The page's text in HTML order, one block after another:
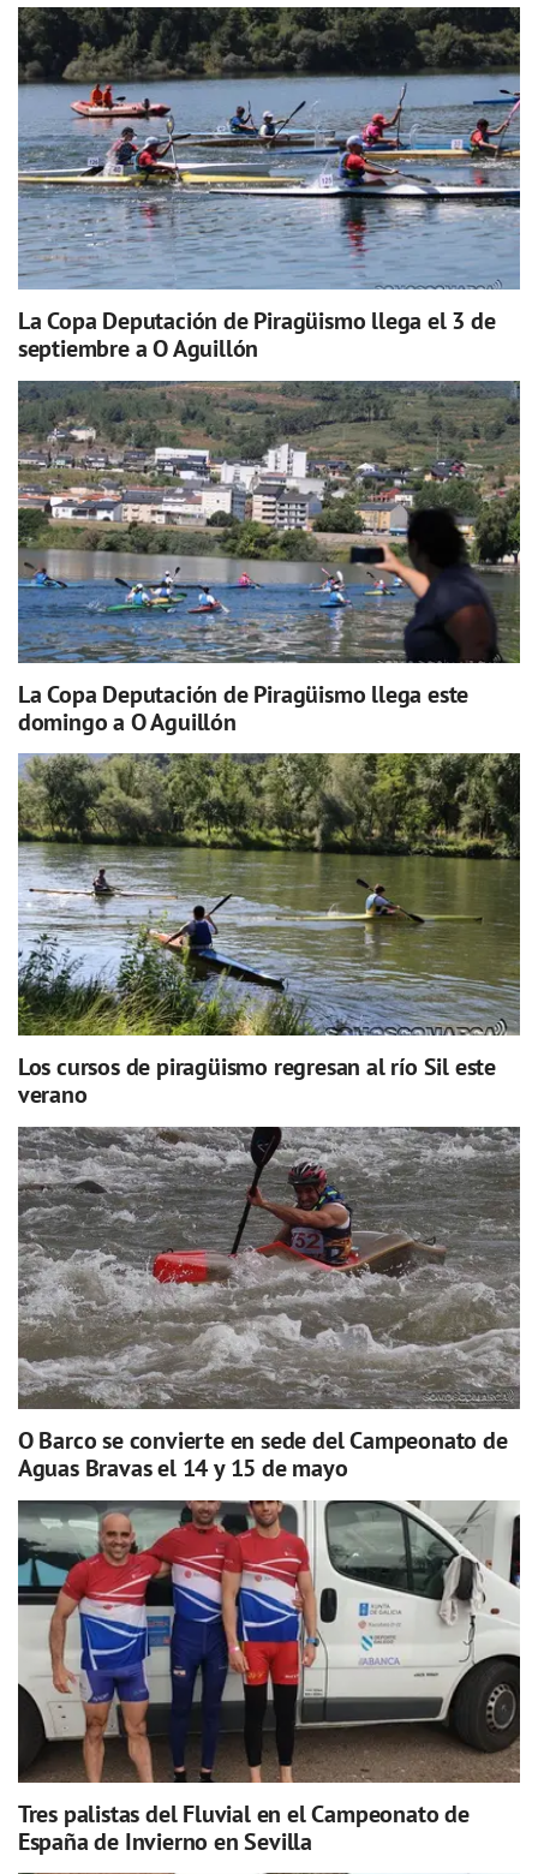
La Copa Deputación de Piragüismo llega el 3 de
septiembre a O Aguillón
La Copa Deputación de Piragüismo llega este
domingo a O Aguillón
Los cursos de piragüismo regresan al río Sil este
verano
O Barco se convierte en sede del Campeonato de
Aguas Bravas el 14 y 15 de mayo
Tres palistas del Fluvial en el Campeonato de
España de Invierno en Sevilla